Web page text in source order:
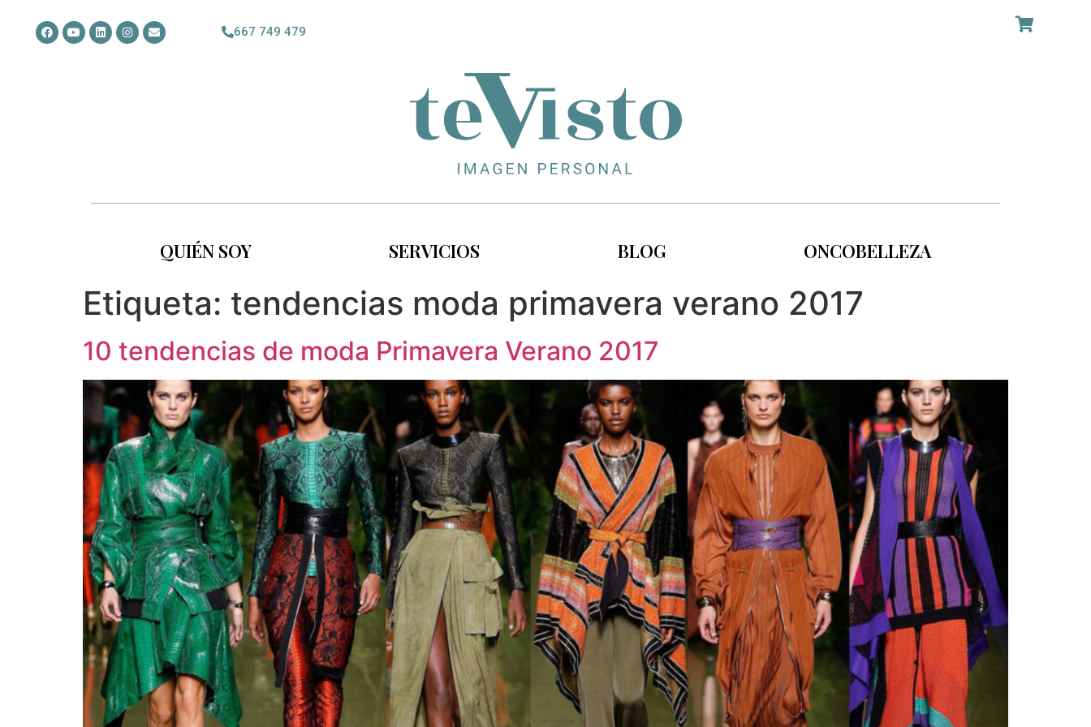
667 749 479
QUIÉN SOY SERVICIOS BLOG ONCOBELLEZA
Etiqueta: tendencias moda primavera verano 2017
10 tendencias de moda Primavera Verano 2017